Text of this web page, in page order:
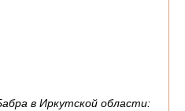
в Иркутской области: